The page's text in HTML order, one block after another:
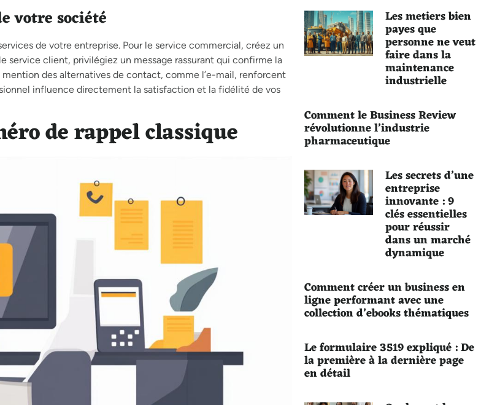
votre société
de votre entreprise. Pour le service commercial, créez un
service client, privilégiez un message rassurant qui confirme la
des alternatives de contact, comme l’e-mail, renforcent
influence directement la satisfaction et la fidélité de vos
de rappel classique
Les metiers bien
payes que
personne ne veut
faire dans la
maintenance
industrielle
Comment le Business Review
révolutionne l’industrie
pharmaceutique
Les secrets d’une
entreprise
innovante : 9
clés essentielles
pour réussir
dans un marché
dynamique
Comment créer un business en
ligne performant avec une
collection d’ebooks thématiques
Le formulaire 3519 expliqué : De
la première à la dernière page
en détail